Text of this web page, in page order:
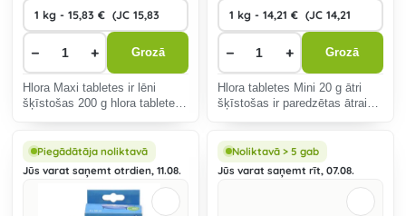
− + Grozā
Hlora Maxi tabletes ir lēni
šķīstošas 200 g hlora tabletes,
− + Grozā
Hlora tabletes Mini 20 g ātri
šķīstošas ir paredzētas ātrai
Piegādātāja noliktavā
Jūs varat saņemt otrdien, 11.08.
Noliktavā > 5 gab
Jūs varat saņemt rīt, 07.08.